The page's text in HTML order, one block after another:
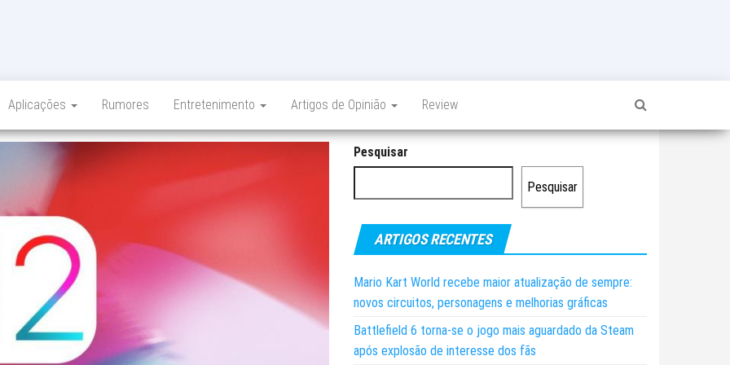
Aplicações Rumores Entretenimento Artigos de Opinião Review
Pesquisar
Pesquisar
ARTIGOS RECENTES
Mario Kart World recebe maior atualização de sempre:
novos circuitos, personagens e melhorias gráficas
Battlefield 6 torna-se o jogo mais aguardado da Steam
após explosão de interesse dos fãs